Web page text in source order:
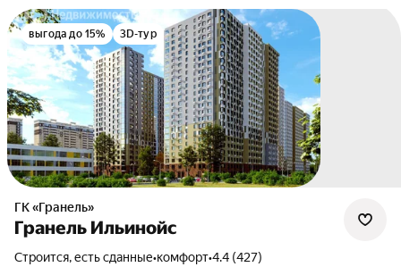
выгода до 15% 3D-тур
ГК «Гранель»
Гранель Ильинойс
Строится, есть сданные•комфорт•4.4 (427)